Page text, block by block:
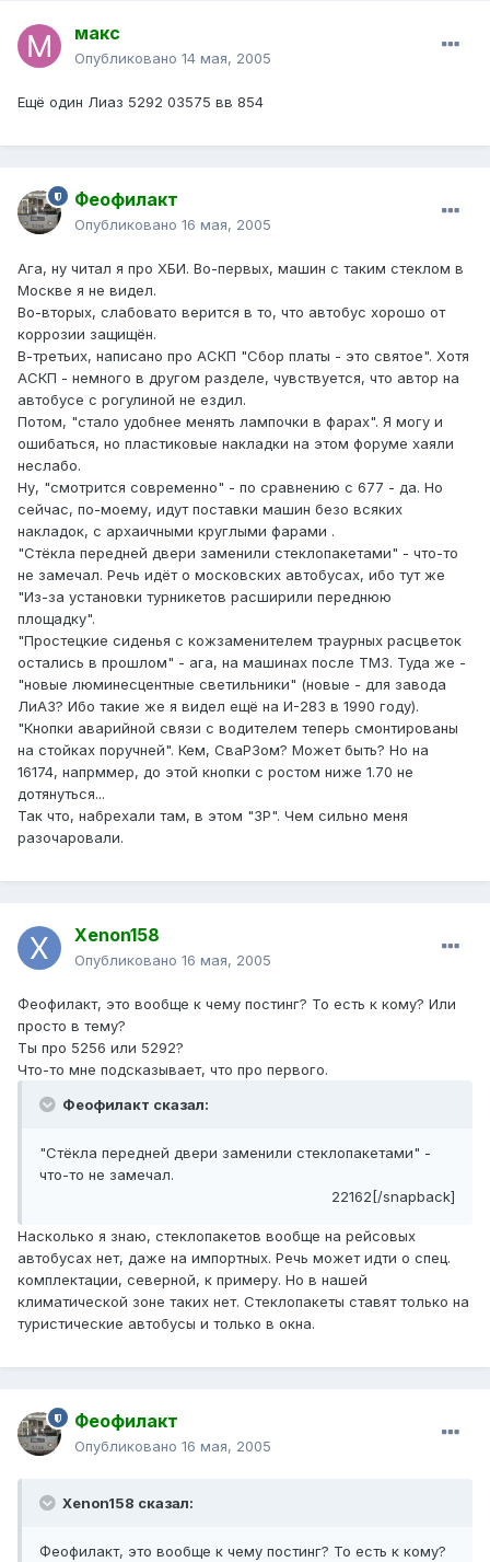
макс
Опубликовано 14 мая, 2005
Ещё один Лиаз 5292 03575 вв 854
Феофилакт
Опубликовано 16 мая, 2005
Ага, ну читал я про ХБИ. Во-первых, машин с таким стеклом в
Москве я не видел.
Во-вторых, слабовато верится в то, что автобус хорошо от
коррозии защищён.
В-третьих, написано про АСКП "Сбор платы - это святое". Хотя
АСКП - немного в другом разделе, чувствуется, что автор на
автобусе с рогулиной не ездил.
Потом, "стало удобнее менять лампочки в фарах". Я могу и
ошибаться, но пластиковые накладки на этом форуме хаяли
неслабо.
Ну, "смотрится современно" - по сравнению с 677 - да. Но
сейчас, по-моему, идут поставки машин безо всяких
накладок, с архаичными круглыми фарами .
"Стёкла передней двери заменили стеклопакетами" - что-то
не замечал. Речь идёт о московских автобусах, ибо тут же
"Из-за установки турникетов расширили переднюю
площадку".
"Простецкие сиденья с кожзаменителем траурных расцветок
остались в прошлом" - ага, на машинах после ТМЗ. Туда же -
"новые люминесцентные светильники" (новые - для завода
ЛиАЗ? Ибо такие же я видел ещё на И-283 в 1990 году).
"Кнопки аварийной связи с водителем теперь смонтированы
на стойках поручней". Кем, СваРЗом? Может быть? Но на
16174, напрммер, до этой кнопки с ростом ниже 1.70 не
дотянуться...
Так что, набрехали там, в этом "ЗР". Чем сильно меня
разочаровали.
Xenon158
Опубликовано 16 мая, 2005
Феофилакт, это вообще к чему постинг? То есть к кому? Или
просто в тему?
Ты про 5256 или 5292?
Что-то мне подсказывает, что про первого.
Феофилакт сказал:
"Стёкла передней двери заменили стеклопакетами" -
что-то не замечал.
22162[/snapback]
Насколько я знаю, стеклопакетов вообще на рейсовых
автобусах нет, даже на импортных. Речь может идти о спец.
комплектации, северной, к примеру. Но в нашей
климатической зоне таких нет. Стеклопакеты ставят только на
туристические автобусы и только в окна.
Феофилакт
Опубликовано 16 мая, 2005
Xenon158 сказал:
Феофилакт, это вообще к чему постинг? То есть к кому?